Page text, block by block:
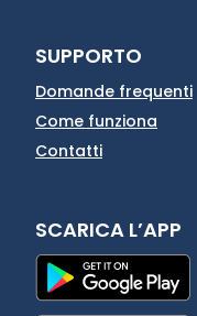
SUPPORTO
Domande frequenti
Come funziona
Contatti
SCARICA L’APP